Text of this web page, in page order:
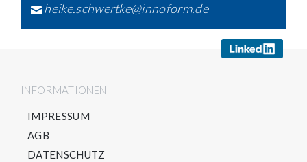
heike.schwertke@innoform.de
INFORMATIONEN
IMPRESSUM
AGB
DATENSCHUTZ